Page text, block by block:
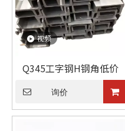
视频
Q345工字钢H钢角低价
询价